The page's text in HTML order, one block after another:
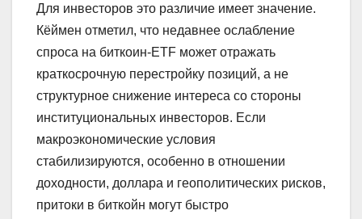
Для инвесторов это различие имеет значение.
Кёймен отметил, что недавнее ослабление
спроса на биткоин-ETF может отражать
краткосрочную перестройку позиций, а не
структурное снижение интереса со стороны
институциональных инвесторов. Если
макроэкономические условия
стабилизируются, особенно в отношении
доходности, доллара и геополитических рисков,
притоки в биткойн могут быстро